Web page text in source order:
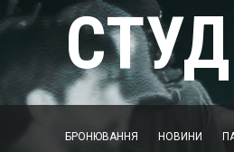
БРОНЮВАННЯ НОВИНИ